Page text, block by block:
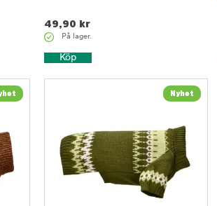
49,90 kr
På lager.
Köp